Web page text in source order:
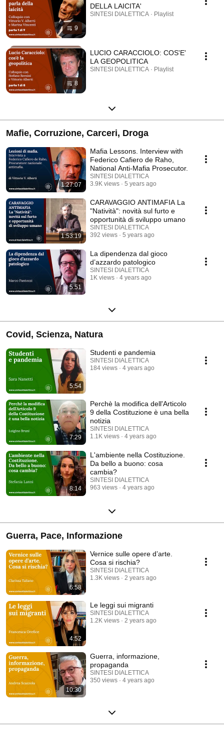
9
DELLA LAICITA'
SINTESI DIALETTICA · Playlist
8
LUCIO CARACCIOLO: COS'E'
LA GEOPOLITICA
SINTESI DIALETTICA · Playlist
Mafie, Corruzione, Carceri, Droga
1:27:07
Mafia Lessons. Interview with
Federico Cafiero de Raho,
National Anti-Mafia Prosecutor.
SINTESI DIALETTICA
3.9K views
5 years ago
1:53:19
CARAVAGGIO ANTIMAFIA La
"Natività": novità sul furto e
opportunità di sviluppo umano
SINTESI DIALETTICA
392 views
5 years ago
5:51
La dipendenza dal gioco
d’azzardo patologico
SINTESI DIALETTICA
1K views
4 years ago
Covid, Scienza, Natura
5:54
Studenti e pandemia
SINTESI DIALETTICA
184 views
4 years ago
7:29
Perchè la modifica dell'Articolo
9 della Costituzione è una bella
notizia
SINTESI DIALETTICA
1.1K views
4 years ago
8:14
L'ambiente nella Costituzione.
Da bello a buono: cosa
cambia?
SINTESI DIALETTICA
963 views
4 years ago
Guerra, Pace, Informazione
6:58
Vernice sulle opere d’arte.
Cosa si rischia?
SINTESI DIALETTICA
1.3K views
2 years ago
4:52
Le leggi sui migranti
SINTESI DIALETTICA
1.2K views
2 years ago
10:30
Guerra, informazione,
propaganda
SINTESI DIALETTICA
350 views
4 years ago